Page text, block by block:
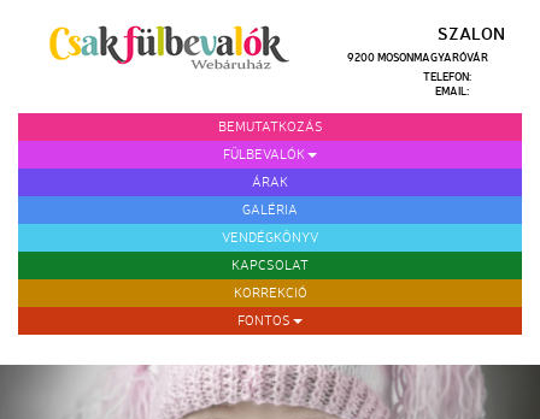
SZALON
9200 MOSONMAGYARÓVÁR
TELEFON:
EMAIL:
BEMUTATKOZÁS
FÜLBEVALÓK
ÁRAK
GALÉRIA
VENDÉGKÖNYV
KAPCSOLAT
KORREKCIÓ
FONTOS